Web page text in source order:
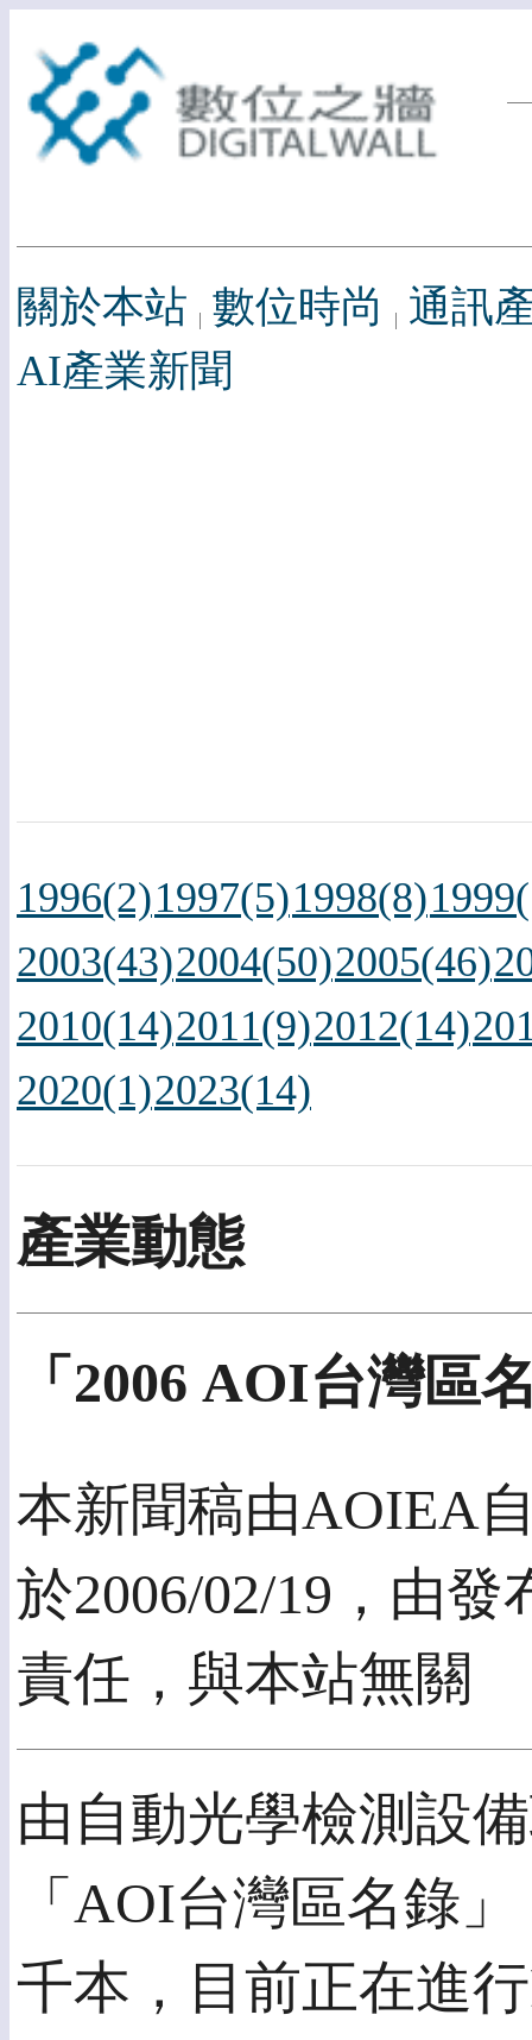
關於本站 數位時尚
通訊
AI產業新聞
1996(2)1997(5)1998(8)
2003(43)2004(50)2005(46)
2010(14)2011(9)2012(14)
2020(1)2023(14)
產業動態
「2006 AOI台灣區
本新聞稿由AOIEA
於2006/02/19，由
責任，與本站無關
由自動光學檢測設
「AOI台灣區名錄
千本，目前正在進